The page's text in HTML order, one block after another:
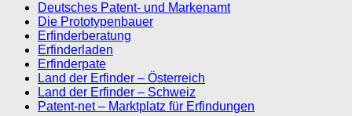
Deutsches Patent- und Markenamt
Die Prototypenbauer
Erfinderberatung
Erfinderladen
Erfinderpate
Land der Erfinder – Österreich
Land der Erfinder – Schweiz
Patent-net – Marktplatz für Erfindungen